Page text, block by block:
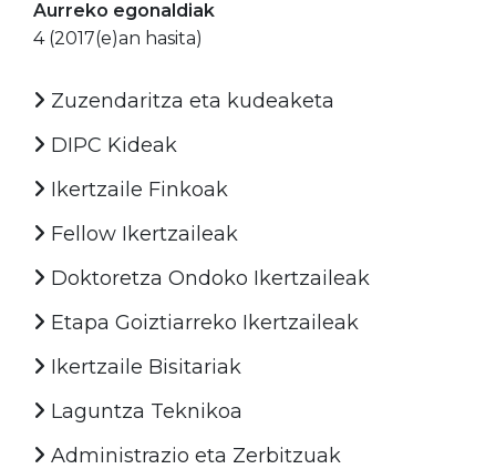
Aurreko egonaldiak
4 (2017(e)an hasita)
Zuzendaritza eta kudeaketa
DIPC Kideak
Ikertzaile Finkoak
Fellow Ikertzaileak
Doktoretza Ondoko Ikertzaileak
Etapa Goiztiarreko Ikertzaileak
Ikertzaile Bisitariak
Laguntza Teknikoa
Administrazio eta Zerbitzuak